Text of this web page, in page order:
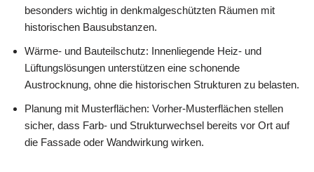
besonders wichtig in denkmalgeschützten Räumen mit
historischen Bausubstanzen.
Wärme- und Bauteilschutz: Innenliegende Heiz- und
Lüftungslösungen unterstützen eine schonende
Austrocknung, ohne die historischen Strukturen zu belasten.
Planung mit Musterflächen: Vorher-Musterflächen stellen
sicher, dass Farb- und Strukturwechsel bereits vor Ort auf
die Fassade oder Wandwirkung wirken.